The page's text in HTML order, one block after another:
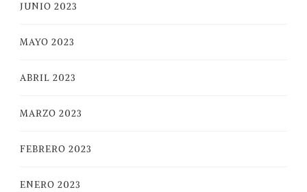
JUNIO 2023
MAYO 2023
ABRIL 2023
MARZO 2023
FEBRERO 2023
ENERO 2023